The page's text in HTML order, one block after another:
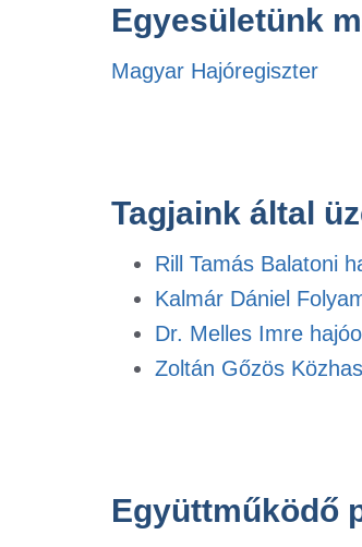
Egyesületünk
Magyar Hajóregiszter
Tagjaink által
Rill Tamás Balatoni
Kalmár Dániel
Dr. Melles Imre
Zoltán Gőzös
Együttműködő